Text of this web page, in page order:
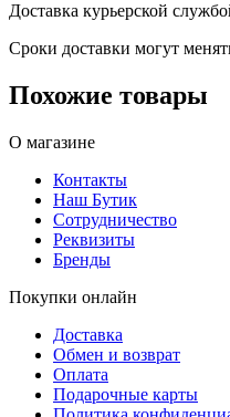
Доставка курьерской
Сроки доставки могут
Похожие товары
О магазине
Контакты
Наш Бутик
Сотрудничество
Реквизиты
Бренды
Покупки онлайн
Доставка
Обмен и возврат
Оплата
Подарочные карты